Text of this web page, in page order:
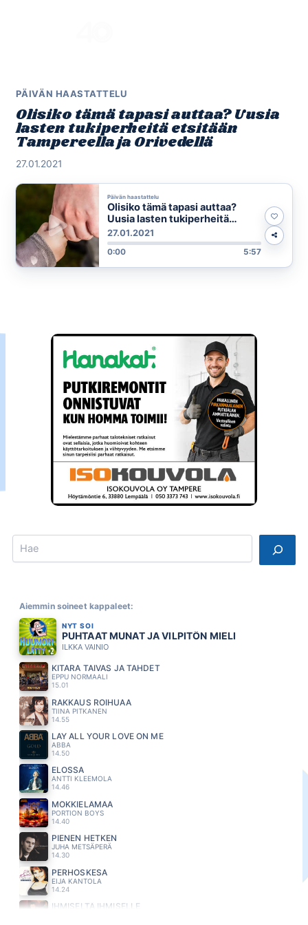
PÄIVÄN HAASTATTELU
Olisiko tämä tapasi auttaa? Uusia
lasten tukiperheitä etsitään
Tampereella ja Orivedellä
27.01.2021
Päivän haastattelu
Olisiko tämä tapasi auttaa?
Uusia lasten tukiperheitä
etsitään Tampereella ja
Orivedellä
27.01.2021
0:00 5:57
Search
Aiemmin soineet kappaleet:
NYT SOI
PUHTAAT MUNAT JA VILPITÖN MIELI
ILKKA VAINIO
KITARA TAIVAS JA TAHDET
EPPU NORMAALI
15.01
RAKKAUS ROIHUAA
TIINA PITKANEN
14.55
LAY ALL YOUR LOVE ON ME
ABBA
14.50
ELOSSA
ANTTI KLEEMOLA
14.46
MÖKKIELÄMÄÄ
PORTION BOYS
14.40
PIENEN HETKEN
JUHA METSÄPERÄ
14.30
PERHOSKESA
EIJA KANTOLA
14.24
IHMISELTÄ IHMISELLE